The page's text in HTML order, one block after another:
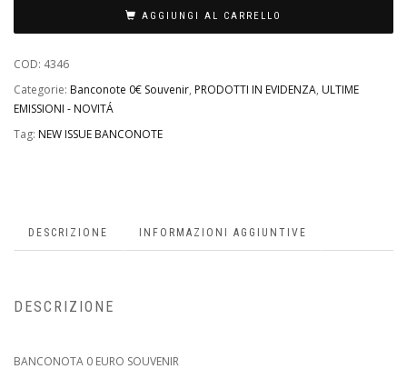
AGGIUNGI AL CARRELLO
COD: 4346
Categorie: Banconote 0€ Souvenir, PRODOTTI IN EVIDENZA, ULTIME
EMISSIONI - NOVITÁ
Tag: NEW ISSUE BANCONOTE
DESCRIZIONE INFORMAZIONI AGGIUNTIVE
DESCRIZIONE
BANCONOTA 0 EURO SOUVENIR